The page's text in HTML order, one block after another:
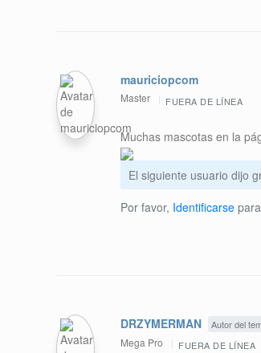
mauriciopcom
Master FUERA DE LÍNEA
Muchas mascotas en la
El siguiente usuario dijo
Por favor, Identificarse
DRZYMERMAN Autor del
Mega Pro FUERA DE LÍNEA